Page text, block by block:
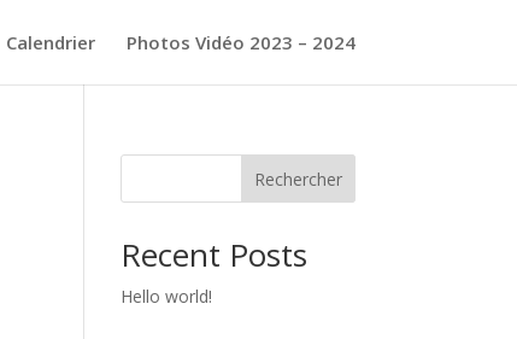
Calendrier Photos Vidéo 2023 – 2024
Rechercher
Recent Posts
Hello world!